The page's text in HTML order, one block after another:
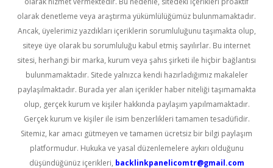
olarak denetleme veya araştırma yükümlülüğümüz bulunmamaktadır.
Ancak, üyelerimiz yazdıkları içeriklerin sorumluluğunu taşımakta olup,
siteye üye olarak bu sorumluluğu kabul etmiş sayılırlar. Bu internet
sitesi, herhangi bir marka, kurum veya şahıs şirketi ile hiçbir bağlantısı
bulunmamaktadır. Sitede yalnızca kendi hazırladığımız makaleler
paylaşılmaktadır. Burada yer alan içerikler haber niteliği taşımamakta
olup, gerçek kurum ve kişiler hakkında paylaşım yapılmamaktadır.
Gerçek kurum ve kişiler ile isim benzerlikleri tamamen tesadüfidir.
Sitemiz, kar amacı gütmeyen ve tamamen ücretsiz bir bilgi paylaşım
platformudur. Hukuka ve yasal düzenlemelere aykırı olduğunu
düşündüğünüz içerikleri, backlinkpanelicomtr@gmail.com